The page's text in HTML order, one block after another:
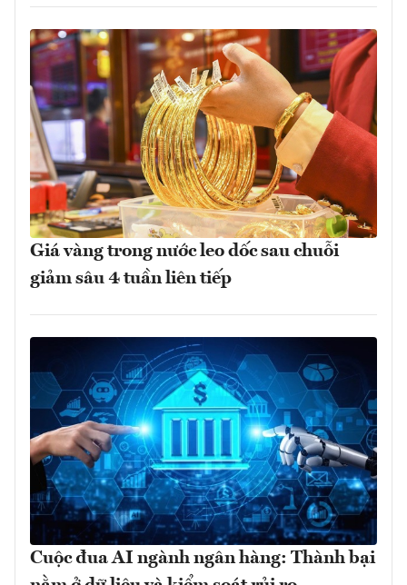
Giá vàng trong nước leo dốc sau chuỗi
giảm sâu 4 tuần liên tiếp
Cuộc đua AI ngành ngân hàng: Thành bại